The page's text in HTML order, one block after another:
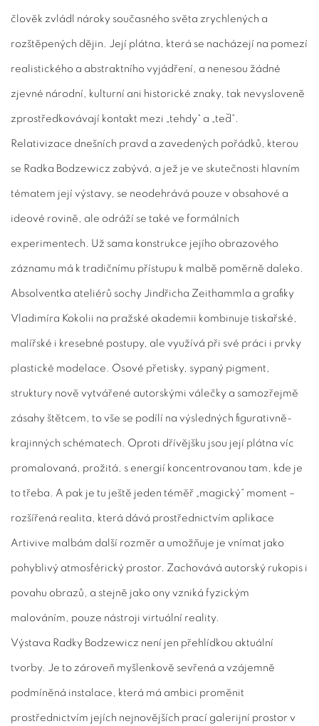
člověk zvládl nároky současného světa zrychlených a
rozštěpených dějin. Její plátna, která se nacházejí na pomezí
realistického a abstraktního vyjádření, a nenesou žádné
zjevné národní, kulturní ani historické znaky, tak nevysloveně
zprostředkovávají kontakt mezi „tehdy“ a „teď“.
Relativizace dnešních pravd a zavedených pořádků, kterou
se Radka Bodzewicz zabývá, a jež je ve skutečnosti hlavním
tématem její výstavy, se neodehrává pouze v obsahové a
ideové rovině, ale odráží se také ve formálních
experimentech. Už sama konstrukce jejího obrazového
záznamu má k tradičnímu přístupu k malbě poměrně daleko.
Absolventka ateliérů sochy Jindřicha Zeithammla a grafiky
Vladimíra Kokolii na pražské akademii kombinuje tiskařské,
malířské i kresebné postupy, ale využívá při své práci i prvky
plastické modelace. Osové přetisky, sypaný pigment,
struktury nově vytvářené autorskými válečky a samozřejmě
zásahy štětcem, to vše se podílí na výsledných figurativně-
krajinných schématech. Oproti dřívějšku jsou její plátna víc
promalovaná, prožitá, s energií koncentrovanou tam, kde je
to třeba. A pak je tu ještě jeden téměř „magický“ moment –
rozšířená realita, která dává prostřednictvím aplikace
Artivive malbám další rozměr a umožňuje je vnímat jako
pohyblivý atmosférický prostor. Zachovává autorský rukopis i
povahu obrazů, a stejně jako ony vzniká fyzickým
malováním, pouze nástroji virtuální reality.
Výstava Radky Bodzewicz není jen přehlídkou aktuální
tvorby. Je to zároveň myšlenkově sevřená a vzájemně
podmíněná instalace, která má ambici proměnit
prostřednictvím jejích nejnovějších prací galerijní prostor v